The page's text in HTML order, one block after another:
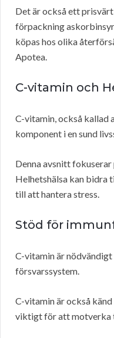
Det är också ett
förpackning
köpas hos olika
Apotea.
C-vitamin och
C-vitamin, också kallad
komponent i en sund
Denna avsnitt
Helhetshälsa kan bidra
till att hantera stress.
Stöd för
C-vitamin är
försvarssystem.
C-vitamin är också
viktigt för att motverka